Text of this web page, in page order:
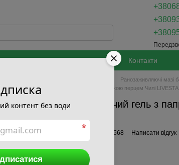
Оздоровчі програми Співпраця
Контакти
Ранозаживляючі мазі
Бальзам Розігріваючий гель з паприкою перцем Чилі
Бальзам Розігріваючий гель з
мл
В наявності Артикул: 1465864568 Написати відгук
245 грн
контент без води
*